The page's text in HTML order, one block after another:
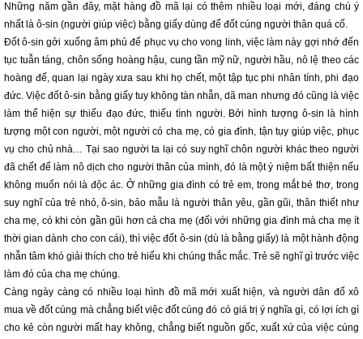
Những năm gần đây, mặt hàng đồ mã lại có thêm nhiều loại mới, đáng chú ý
nhất là ô-sin (người giúp việc) bằng giấy dùng để đốt cúng người thân quá cố.
Đốt ô-sin gởi xuống âm phủ để phục vụ cho vong linh, việc làm này gợi nhớ đến
tục tuẫn táng, chôn sống hoàng hậu, cung tần mỹ nữ, người hầu, nô lệ theo các
hoàng đế, quan lại ngày xưa sau khi họ chết, một tập tục phi nhân tính, phi đạo
đức. Việc đốt ô-sin bằng giấy tuy không tàn nhẫn, dã man nhưng đó cũng là việc
làm thể hiện sự thiếu đạo đức, thiếu tình người. Bởi hình tượng ô-sin là hình
tượng một con người, một người có cha mẹ, có gia đình, tận tụy giúp việc, phục
vụ cho chủ nhà… Tại sao người ta lại có suy nghĩ chôn người khác theo người
đã chết để làm nô dịch cho người thân của mình, đó là một ý niệm bất thiện nếu
không muốn nói là độc ác. Ở những gia đình có trẻ em, trong mắt bé thơ, trong
suy nghĩ của trẻ nhỏ, ô-sin, bảo mẫu là người thân yêu, gần gũi, thân thiết như
cha mẹ, có khi còn gần gũi hơn cả cha mẹ (đối với những gia đình mà cha mẹ ít
thời gian dành cho con cái), thì việc đốt ô-sin (dù là bằng giấy) là một hành động
nhẫn tâm khó giải thích cho trẻ hiểu khi chúng thắc mắc. Trẻ sẽ nghĩ gì trước việc
làm đó của cha mẹ chúng.
Càng ngày càng có nhiều loại hình đồ mã mới xuất hiện, và người dân đổ xô
mua về đốt cúng mà chẳng biết việc đốt cúng đó có giá trị ý nghĩa gì, có lợi ích gì
cho kẻ còn người mất hay không, chẳng biết nguồn gốc, xuất xứ của việc cúng